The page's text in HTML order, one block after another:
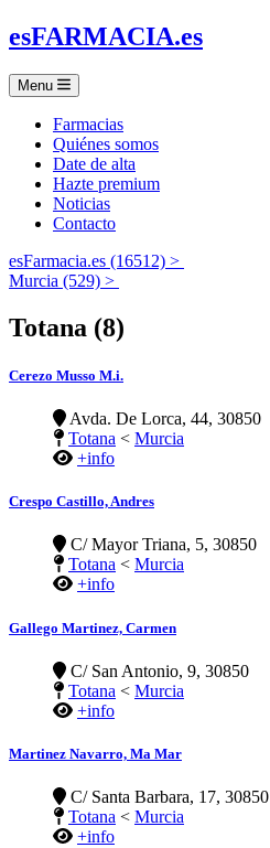
esFARMACIA.es
Menu
Farmacias
Quiénes somos
Date de alta
Hazte premium
Noticias
Contacto
esFarmacia.es (16512) >
Murcia (529) >
Totana (8)
Cerezo Musso M.i.
Avda. De Lorca, 44, 30850
Totana < Murcia
+info
Crespo Castillo, Andres
C/ Mayor Triana, 5, 30850
Totana < Murcia
+info
Gallego Martinez, Carmen
C/ San Antonio, 9, 30850
Totana < Murcia
+info
Martinez Navarro, Ma Mar
C/ Santa Barbara, 17, 30850
Totana < Murcia
+info